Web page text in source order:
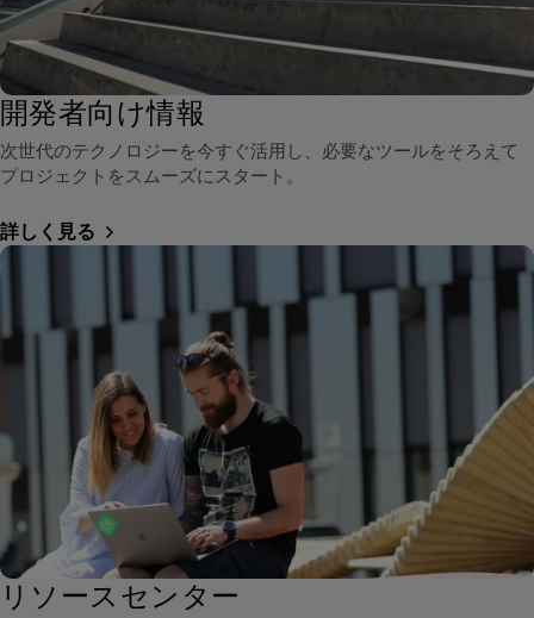
開発者向け情報
次世代のテクノロジーを今すぐ活用し、必要なツールをそろえて
プロジェクトをスムーズにスタート。
詳しく見る
リソースセンター